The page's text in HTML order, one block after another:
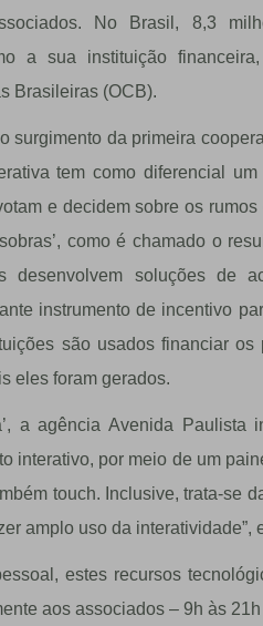
No Brasil, 8,3
a sua instituição
Brasileiras (OCB).
surgimento da primeira
tem como diferencial
e decidem sobre os
como é chamado o
desenvolvem soluções de
instrumento de incentivo
são usados financiar os
eles foram gerados.
a agência Avenida
interativo, por meio de um
touch. Inclusive, trata-se
amplo uso da interatividade”,
estes recursos
aos associados – 9h às